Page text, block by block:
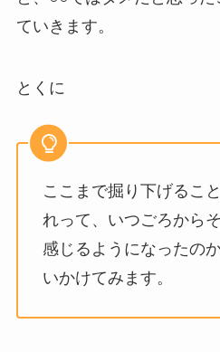
ていきます。
とくに
ここまで掘り下げるこ
れって、いつごろから
感じるようになったの
いかけてみます。